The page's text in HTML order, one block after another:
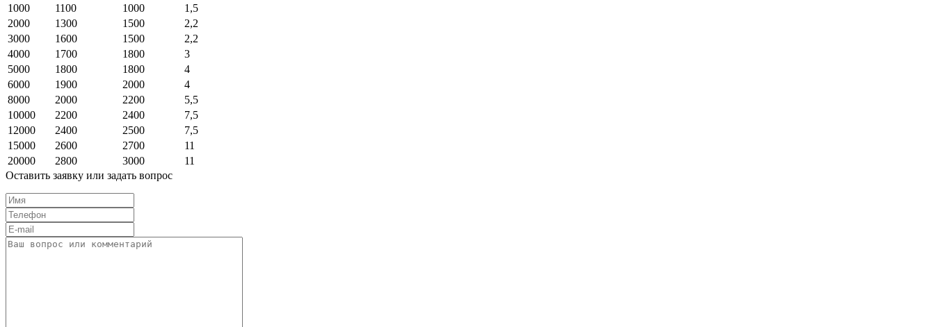
1000
1100 1000
1,5
2000
1300 1500
2,2
3000
1600 1500
2,2
4000
1700 1800
3
5000
1800 1800
4
6000
1900 2000
4
8000
2000 2200
5,5
10000
2200 2400
7,5
12000
2400 2500
7,5
15000
2600 2700
11
20000
2800 3000
11
Оставить заявку или задать вопрос